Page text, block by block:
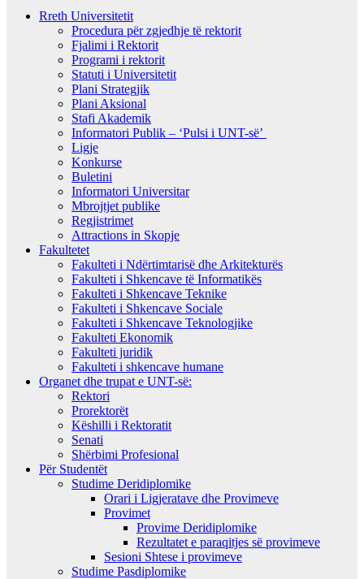
Rreth Universitetit
Procedura për zgjedhje të rektorit
Fjalimi i Rektorit
Programi i rektorit
Statuti i Universitetit
Plani Strategjik
Plani Aksional
Stafi Akademik
Informatori Publik – ‘Pulsi i UNT-së’
Ligje
Konkurse
Buletini
Informatori Universitar
Mbrojtjet publike
Regjistrimet
Attractions in Skopje
Fakultetet
Fakulteti i Ndërtimtarisë dhe Arkitekturës
Fakulteti i Shkencave të Informatikës
Fakulteti i Shkencave Teknike
Fakulteti i Shkencave Sociale
Fakulteti i Shkencave Teknologjike
Fakulteti Ekonomik
Fakulteti juridik
Fakulteti i shkencave humane
Organet dhe trupat e UNT-së:
Rektori
Prorektorët
Këshilli i Rektoratit
Senati
Shërbimi Profesional
Për Studentët
Studime Deridiplomike
Orari i Ligjeratave dhe Provimeve
Provimet
Provime Deridiplomike
Rezultatet e paraqitjes së provimeve
Sesioni Shtese i provimeve
Studime Pasdiplomike